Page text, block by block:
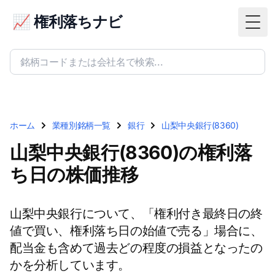
📈 権利落ちナビ
ホーム 業種別銘柄一覧 銀行 山梨中央銀行(8360)
山梨中央銀行(8360)の権利落
ち日の株価推移
山梨中央銀行について、「権利付き最終日の終
値で買い、権利落ち日の始値で売る」場合に、
配当金も含めて過去どの程度の損益となったの
かを分析しています。